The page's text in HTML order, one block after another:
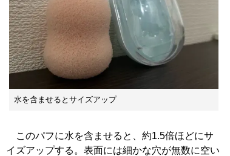
水を含ませるとサイズアップ
このパフに水を含ませると、約1.5倍ほどにサ
イズアップする。表面には細かな穴が無数に空い